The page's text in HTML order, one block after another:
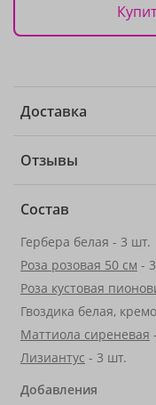
Доставка
Отзывы
Состав
Гербера белая - 3 шт.
Роза розовая 50 см -
Роза кустовая
Гвоздика белая,
Маттиола сиреневая
Лизиантус - 3 шт.
Добавления